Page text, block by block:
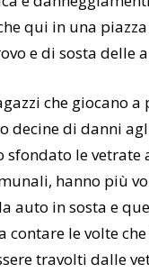
qui in una piazza
e di sosta delle
che giocano a
decine di danni
sfondato le vetrate
hanno più
auto in sosta e
contare le volte
travolti dalle